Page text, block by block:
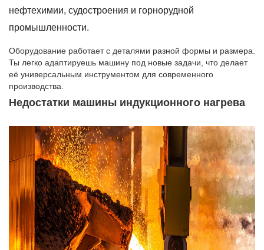
нефтехимии, судостроения и горнорудной
промышленности.
Оборудование работает с деталями разной формы и размера.
Ты легко адаптируешь машину под новые задачи, что делает
её универсальным инструментом для современного
производства.
Недостатки машины индукционного нагрева